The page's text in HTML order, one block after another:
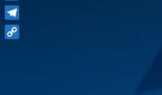
WhatsApp
Telegram